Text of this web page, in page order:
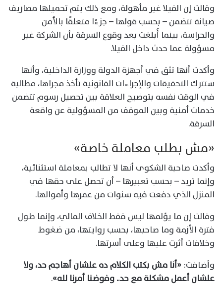
وقالت إن الفيلا غير مأهولة، ومع ذلك يتم تحميلها مصاريف
صيانة تتضمن – بحسب قولها – جزءًا متعلقًا بالأمن
والحراسة، بينما أُبلغت بعد وقوع السرقة بأن الشركة غير
مسؤولة عما حدث داخل الفيلا.
وأكدت أنها تثق في أجهزة الدولة ووزارة الداخلية، وأنها
ستترك التحقيقات والإجراءات القانونية تأخذ مجراها، مطالبة
في الوقت نفسه بتوضيح العلاقة بين تحصيل رسوم تتضمن
خدمات أمنية وبين الموقف من المسؤولية عن واقعة
السرقة.
«مش بطلب معاملة خاصة»
وأكدت صاحبة الشكوى أنها لا تطالب بمعاملة استثنائية،
وإنما تريد – بحسب تعبيرها – أن تحصل على حقها في
المنزل الذي دفعت فيه سنوات من عمرها وأموالها.
وقالت إن ما يؤلمها ليس فقط الخلاف المالي، وإنما طول
فترة الأزمة وما صاحبها، بحسب روايتها، من ضغوط
وخلافات أثرت عليها وعلى أسرتها.
وأضافت: «أنا مش بكتب الكلام ده علشان أهاجم حد، ولا
علشان أعمل مشكلة مع حد.. وفوضنا أمرنا لله».